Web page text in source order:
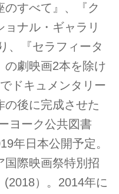
のすべて』、『ク
ナル・ギャラリ
、『セラフィータ
の劇映画2本を除け
ドキュメンタリー
の後に完成させた
ヨーク公共図書
年日本公開予定。
国際映画祭特別招
）。2014年に